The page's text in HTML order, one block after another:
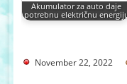
Akumulator za auto daje
potrebnu električnu
November 22, 2022